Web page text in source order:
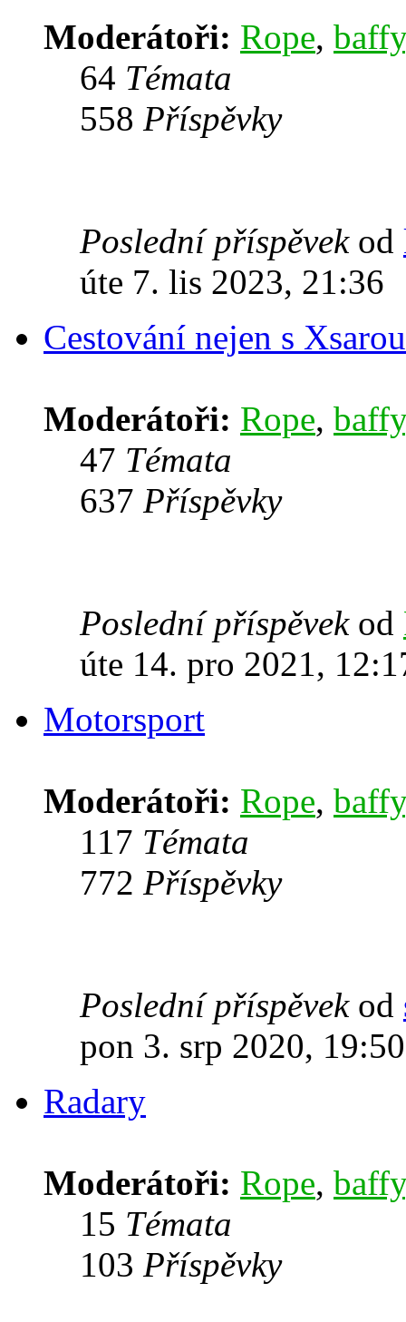
Moderátoři: Rope, baffy
64 Témata
558 Příspěvky
Poslední příspěvekod
úte 7. lis 2023, 21:36
Cestování nejen s Xsarou
Moderátoři: Rope, baffy
47 Témata
637 Příspěvky
Poslední příspěvekod
úte 14. pro 2021,
Motorsport
Moderátoři: Rope, baffy
117 Témata
772 Příspěvky
Poslední příspěvekod
pon 3. srp 2020, 19:50
Radary
Moderátoři: Rope, baffy
15 Témata
103 Příspěvky